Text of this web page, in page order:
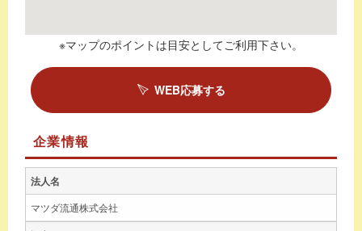
※マップのポイントは目安としてご利用下さい。
WEB応募する
企業情報
法人名
マツダ流通株式会社